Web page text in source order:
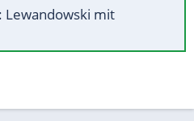
Lewandowski mit